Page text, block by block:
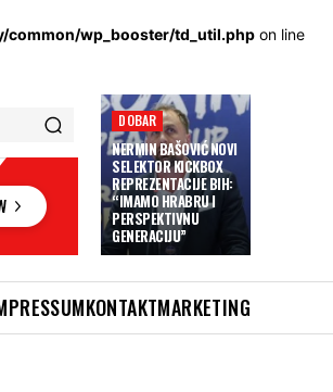
wp_booster/td_util.php on line
DOBAR
NERMIN BAŠOVIĆ NOVI
SELEKTOR KICKBOX
REPREZENTACIJE BIH:
“IMAMO HRABRU I
PERSPEKTIVNU
GENERACIJU”
KONTAKTMARKETING